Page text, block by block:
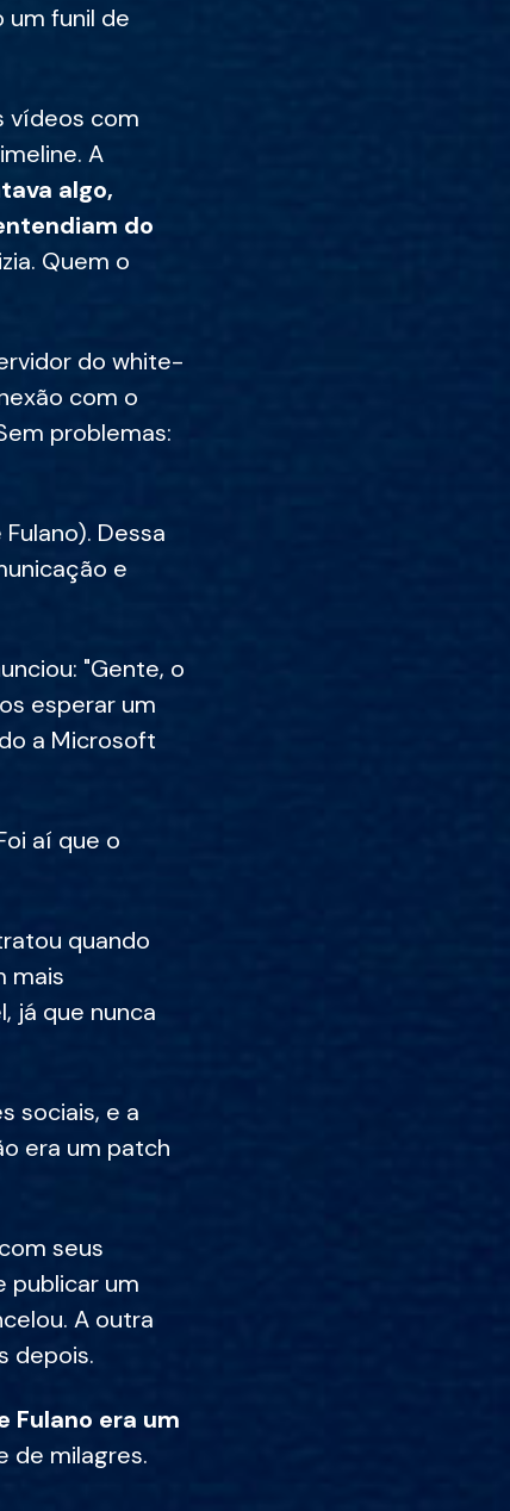
um funil de
vídeos com
A
algo,
do
Quem o
do white-
com o
problemas:
Dessa
e
"Gente, o
esperar um
a Microsoft
aí que o
quando
mais
já que nunca
sociais, e a
era um patch
seus
publicar um
A outra
depois.
Fulano era um
de milagres.